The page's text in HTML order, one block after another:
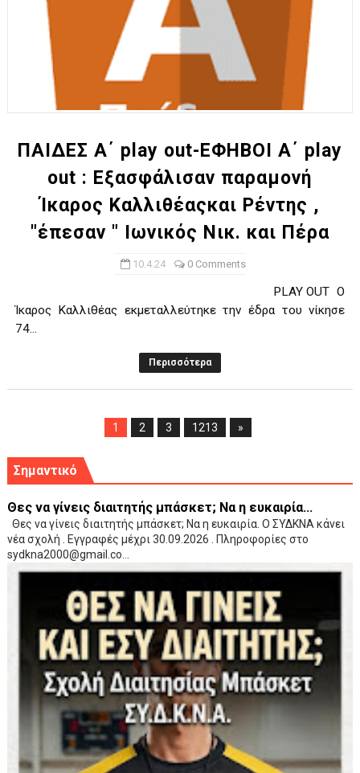
ΠΑΙΔΕΣ Α΄ play out-ΕΦΗΒΟΙ Α΄ play
out : Εξασφάλισαν παραμονή
Ίκαρος Καλλιθέαςκαι Ρέντης ,
"έπεσαν " Ιωνικός Νικ. και Πέρα
10.4.24 0 Comments
PLAY OUT Ο
Ίκαρος Καλλιθέας εκμεταλλεύτηκε την έδρα του νίκησε
74...
Περισσότερα
1 2 3 1213 »
Σημαντικό
Θες να γίνεις διαιτητής μπάσκετ; Να η ευκαιρία...
Θες να γίνεις διαιτητής μπάσκετ; Να η ευκαιρία. Ο ΣΥΔΚΝΑ κάνει
νέα σχολή . Εγγραφές μέχρι 30.09.2026 . Πληροφορίες στο
sydkna2000@gmail.co...